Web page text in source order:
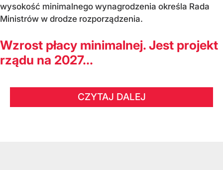
wysokość minimalnego wynagrodzenia określa Rada
Ministrów w drodze rozporządzenia.
Wzrost płacy minimalnej. Jest projekt
rządu na 2027...
CZYTAJ DALEJ